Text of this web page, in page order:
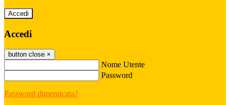
Accedi
Accedi
button close ×
Nome Utente
Password
Password dimenticata?